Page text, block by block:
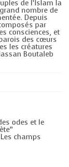
de l’Islam la
nombre de
Depuis
par
consciences, et
des cœurs
les créatures
Boutaleb
odes et le
Les champs